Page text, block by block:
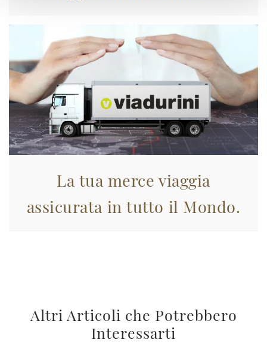
La tua merce viaggia
assicurata in tutto il Mondo.
Altri Articoli che Potrebbero
Interessarti